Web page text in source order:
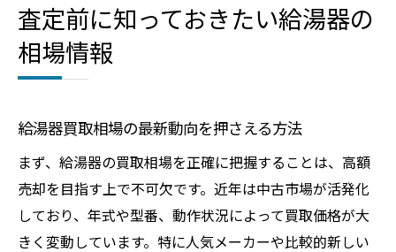
査定前に知っておきたい給湯器の
相場情報
給湯器買取相場の最新動向を押さえる方法
まず、給湯器の買取相場を正確に把握することは、高額
売却を目指す上で不可欠です。近年は中古市場が活発化
しており、年式や型番、動作状況によって買取価格が大
きく変動しています。特に人気メーカーや比較的新しい